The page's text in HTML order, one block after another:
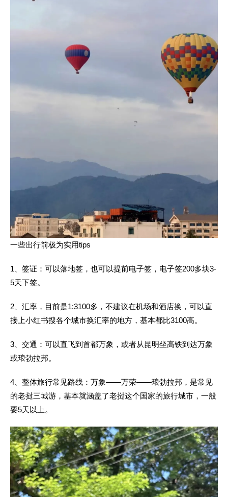
一些出行前极为实用tips
1、签证：可以落地签，也可以提前电子签，电子签200多块3-
5天下签。
2、汇率，目前是1:3100多，不建议在机场和酒店换，可以直
接上小红书搜各个城市换汇率的地方，基本都比3100高。
3、交通：可以直飞到首都万象，或者从昆明坐高铁到达万象
或琅勃拉邦。
4、整体旅行常见路线： 万象——万荣——琅勃拉邦 ，是常见
的老挝三城游，基本就涵盖了老挝这个国家的旅行城市，一般
要5天以上。